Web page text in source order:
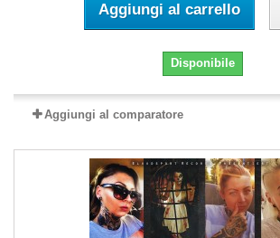
Aggiungi al carrello
Disponibile
Aggiungi al comparatore